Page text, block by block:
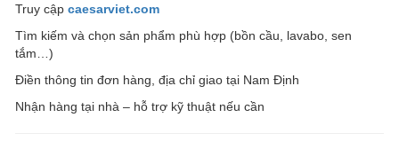
Truy cập caesarviet.com
Tìm kiếm và chọn sản phẩm phù hợp (bồn cầu, lavabo, sen
tắm…)
Điền thông tin đơn hàng, địa chỉ giao tại Nam Định
Nhận hàng tại nhà – hỗ trợ kỹ thuật nếu cần